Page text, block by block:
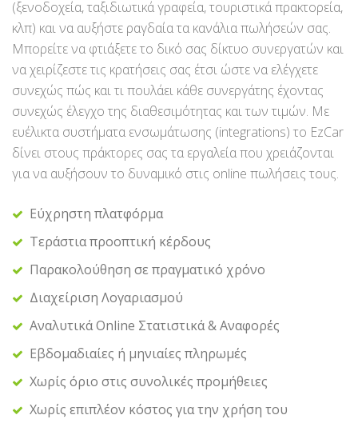
(ξενοδοχεία, ταξιδιωτικά γραφεία, τουριστικά πρακτορεία,
κλπ) και να αυξήστε ραγδαία τα κανάλια πωλήσεών σας.
Μπορείτε να φτιάξετε το δικό σας δίκτυο συνεργατών και
να χειρίζεστε τις κρατήσεις σας έτσι ώστε να ελέγχετε
συνεχώς πώς και τι πουλάει κάθε συνεργάτης έχοντας
συνεχώς έλεγχο της διαθεσιμότητας και των τιμών. Με
ευέλικτα συστήματα ενσωμάτωσης (integrations) το EzCar
δίνει στους πράκτορες σας τα εργαλεία που χρειάζονται
για να αυξήσουν το δυναμικό στις online πωλήσεις τους.
Εύχρηστη πλατφόρμα
Τεράστια προοπτική κέρδους
Παρακολούθηση σε πραγματικό χρόνο
Διαχείριση Λογαριασμού
Αναλυτικά Online Στατιστικά & Αναφορές
Εβδομαδιαίες ή μηνιαίες πληρωμές
Χωρίς όριο στις συνολικές προμήθειες
Χωρίς επιπλέον κόστος για την χρήση του